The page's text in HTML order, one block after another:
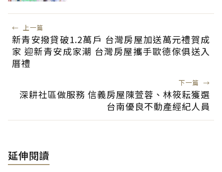
← 上一篇
新青安撥貸破1.2萬戶 台灣房屋加送萬元禮賀成
家 迎新青安成家潮 台灣房屋攜手歐德傢俱送入
厝禮
下一篇 →
深耕社區做服務 信義房屋陳萱蓉、林筱耘獲選
台南優良不動產經紀人員
延伸閱讀